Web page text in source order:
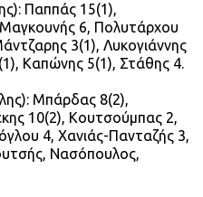
Παππάς 15(1),
6, Πολυτάρχου
3(1), Λυκογιάννης
Καπώνης 5(1), Στάθης 4.
Μπάρδας 8(2),
10(2), Κουτσούμπας 2,
4, Χανιάς-Πανταζής 3,
Νασόπουλος,